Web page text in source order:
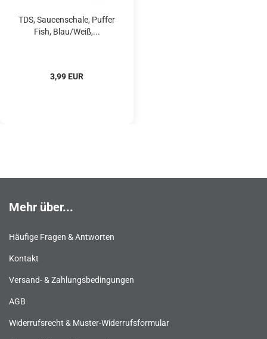
TDS, Saucenschale, Puffer
Fish, Blau/Weiß,...
3,99 EUR
Mehr über...
Häufige Fragen & Antworten
Kontakt
Versand- & Zahlungsbedingungen
AGB
Widerrufsrecht & Muster-Widerrufsformular